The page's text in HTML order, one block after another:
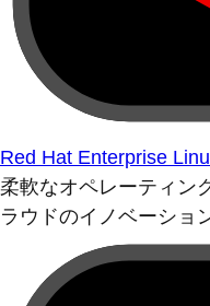
Red Hat Enterprise
柔軟なオペレーティン
ラウドのイノベーショ